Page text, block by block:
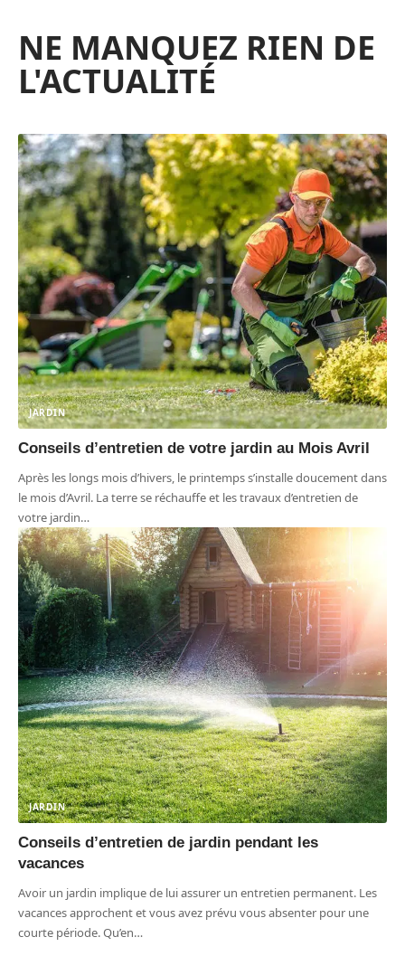
NE MANQUEZ RIEN DE
L'ACTUALITÉ
JARDIN
Conseils d’entretien de votre jardin au Mois Avril
Après les longs mois d’hivers, le printemps s’installe doucement dans
le mois d’Avril. La terre se réchauffe et les travaux d’entretien de
votre jardin…
JARDIN
Conseils d’entretien de jardin pendant les
vacances
Avoir un jardin implique de lui assurer un entretien permanent. Les
vacances approchent et vous avez prévu vous absenter pour une
courte période. Qu’en…